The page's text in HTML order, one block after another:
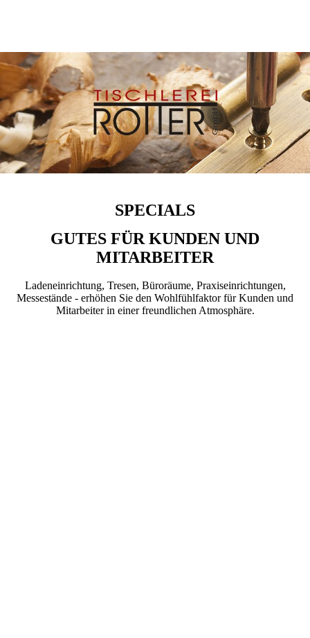
SPECIALS
GUTES FÜR KUNDEN UND
MITARBEITER
Ladeneinrichtung, Tresen, Büroräume, Praxiseinrichtungen,
Messestände - erhöhen Sie den Wohlfühlfaktor für Kunden und
Mitarbeiter in einer freundlichen Atmosphäre.